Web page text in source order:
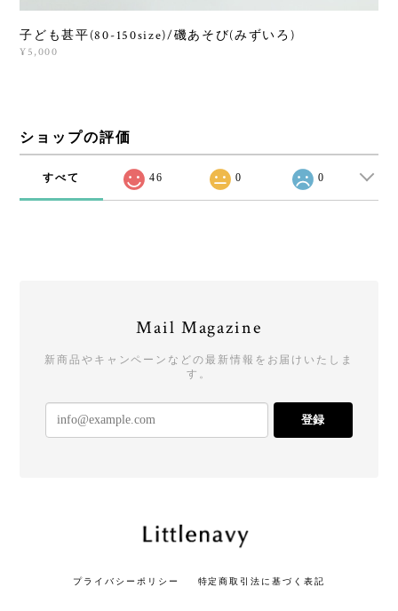
子ども甚平(80-150size)/磯あそび(みずいろ)
¥5,000
ショップの評価
すべて 46 0 0
Mail Magazine
新商品やキャンペーンなどの最新情報をお届けいたしま
す。
登録
プライバシーポリシー 特定商取引法に基づく表記